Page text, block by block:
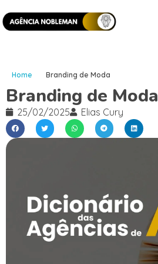
Home Branding de Moda
Branding de Moda
25/02/2025 Elias Cury